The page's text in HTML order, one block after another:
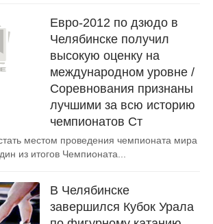
Евро-2012 по дзюдо в
Челябинске получил
высокую оценку на
международном уровне /
Соревнования признаны
лучшими за всю историю
чемпионатов Ст
местом проведения чемпионата мира
из итогов Чемпионата...
В Челябинске
завершился Кубок Урала